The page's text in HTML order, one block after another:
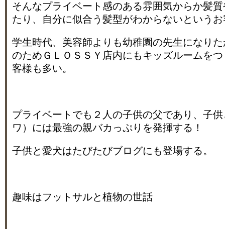
そんなプライベート感のある雰囲気からか髪
たり、自分に似合う髪型がわからないという
学生時代、美容師よりも幼稚園の先生になり
のためＧＬＯＳＳＹ店内にもキッズルームを
客様も多い。
プライベートでも２人の子供の父であり、子
ワ）には最強の親バカっぷりを発揮する！
子供と愛犬はたびたびブログにも登場する。
趣味はフットサルと植物の世話